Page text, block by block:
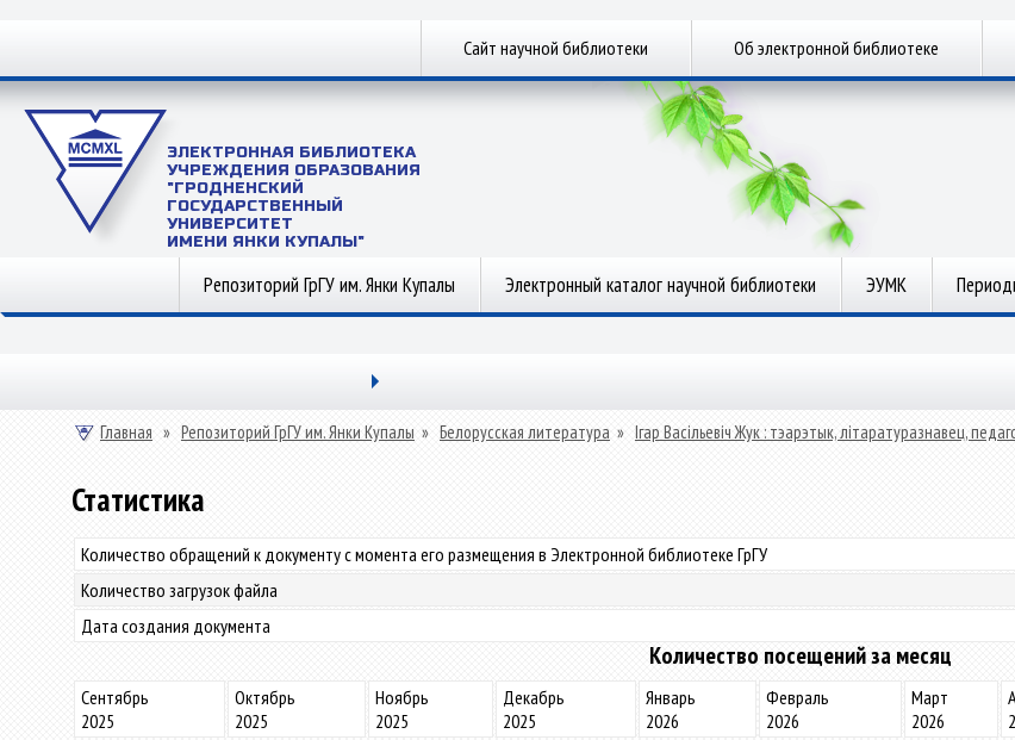
Сайт научной библиотеки Об электронной библиотеке
ЭЛЕКТРОННАЯ БИБЛИОТЕКА
УЧРЕЖДЕНИЯ ОБРАЗОВАНИЯ
"ГРОДНЕНСКИЙ
ГОСУДАРСТВЕННЫЙ
УНИВЕРСИТЕТ
ИМЕНИ ЯНКИ КУПАЛЫ"
Репозиторий ГрГУ им. Янки Купалы Электронный каталог научной библиотеки ЭУМК
Главная » Репозиторий ГрГУ им. Янки Купалы » Белорусская литература » Ігар Васільевіч Жук : тэарэтык, літаратуразнавец,
Статистика
Количество обращений к документу с момента его размещения в Электронной библиотеке ГрГУ
Количество загрузок файла
Дата создания документа
Количество посещений за месяц
Сентябрь
2025
Октябрь
2025
Ноябрь
2025
Декабрь
2025
Январь
2026
Февраль
2026
Март
2026